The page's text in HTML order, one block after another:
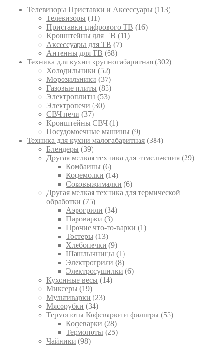
Телевизоры Приставки и Аксессуары 113113
Телевизоры 1111
товаров
Приставки цифрового ТВ 1616
Кронштейны для ТВ 1111
Аксессуары для ТВ 77
Антенны для ТВ 6868
товаров
Техника для кухни крупногабаритная 302302
Холодильники 5252
товара
Морозильники 3737
товаров
Газовые плиты 8383
товара
Электроплиты 5353
Электропечи 3030
СВЧ печи 3737
товаров
Кронштейны СВЧ 11
товар
Посудомоечные машины 99
товаров
Техника для кухни малогабаритная 384384
Блендеры 3939
товаров
Другая мелкая техника для измельчения 2929
Комбаины 66
товаров
Кофемолки 1414
товаров
Соковыжималки 66
товаров
Другая мелкая техника для термической
обработки
7575
товаров
Аэрогрили 3434
Пароварки 33
товара
Прочие что-то-варки 11
Тостеры 1313
товаров
Хлебопечки 99
товаров
Шашлычницы 11
товар
Электрогрили 88
товаров
Электросушилки 66
Кухонные весы 1414
Миксеры 1919
товаров
Мультиварки 2323
Мясорубки 3434
товара
Термопоты Кофеварки и фильтры 5353
Кофеварки 2828
товаров
Термопоты 2525
Чайники 9898